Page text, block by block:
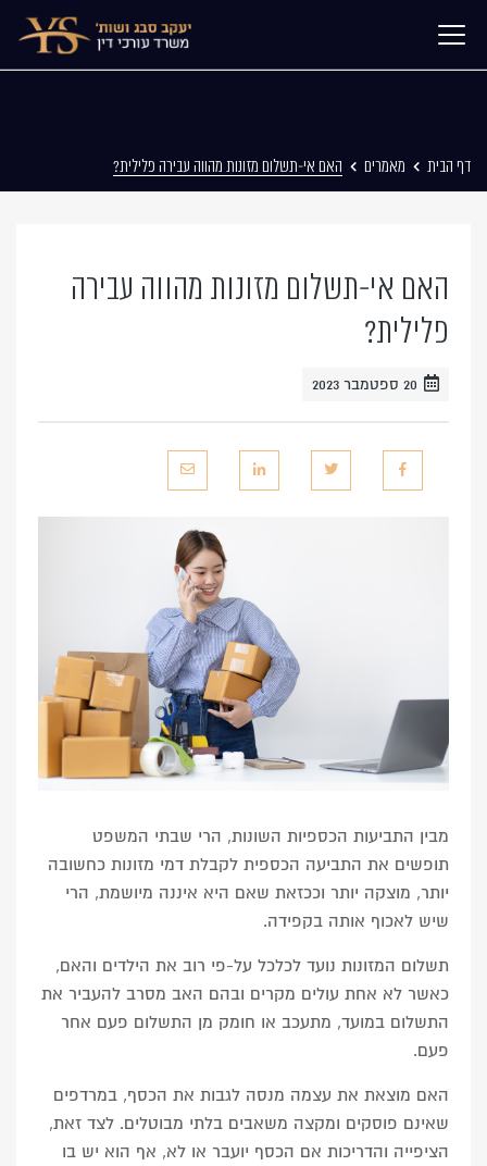
דף הבית מאמרים האם אי-תשלום מזונות מהווה עבירה פלילית?
האם אי-תשלום מזונות מהווה עבירה
פלילית?
20 ספטמבר 2023
מבין התביעות הכספיות השונות, הרי שבתי המשפט
תופשים את התביעה הכספית לקבלת דמי מזונות כחשובה
יותר, מוצקה יותר וככזאת שאם היא איננה מיושמת, הרי
שיש לאכוף אותה בקפידה.
תשלום המזונות נועד לכלכל על-פי רוב את הילדים והאם,
כאשר לא אחת עולים מקרים ובהם האב מסרב להעביר את
התשלום במועד, מתעכב או חומק מן התשלום פעם אחר
פעם.
האם מוצאת את עצמה מנסה לגבות את הכסף, במרדפים
שאינם פוסקים ומקצה משאבים בלתי מבוטלים. לצד זאת,
הציפייה והדריכות אם הכסף יועבר או לא, אף הוא יש בו